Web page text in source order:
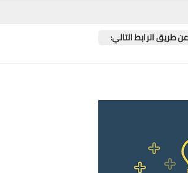
طريق الرابط التالي: